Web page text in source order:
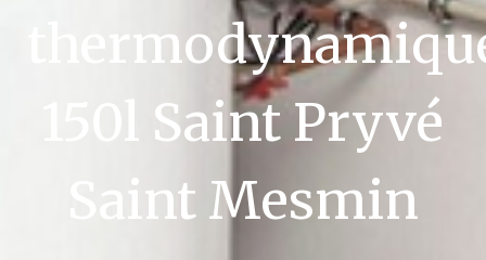
150l Saint Pryvé
Saint Mesmin